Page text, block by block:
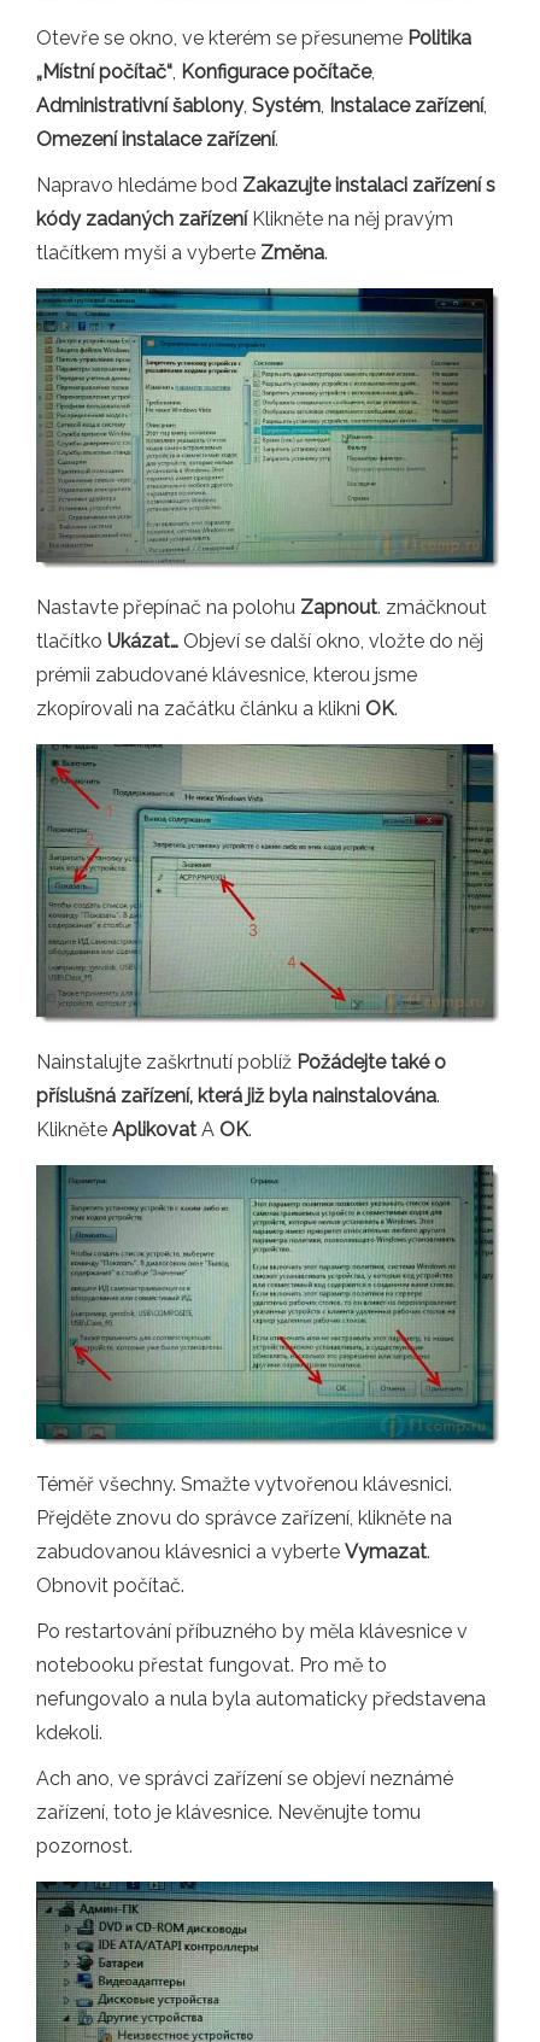
Otevře se okno, ve kterém se přesuneme Politika
„Místní počítač“ Konfigurace počítače,
Administrativní šablony, Systém Instalace zařízení,
Omezení instalace zařízení.
Napravo hledáme bod Zakazujte instalaci zařízení s
kódy zadaných zařízeníKlikněte na něj pravým
tlačítkem myši a vyberte Změna.
Nastavte přepínač na polohu Zapnout. zmáčknout
tlačítko Ukázat… Objeví se další okno, vložte do něj
prémii zabudované klávesnice, kterou jsme
zkopírovali na začátku článku a klikni OK.
Nainstalujte zaškrtnutí poblíž Požádejte také o
příslušná zařízení, která již byla nainstalována.
Klikněte Aplikovat A OK.
Téměř všechny. Smažte vytvořenou klávesnici.
Přejděte znovu do správce zařízení, klikněte na
zabudovanou klávesnici a vyberte Vymazat.
Obnovit počítač.
Po restartování příbuzného by měla klávesnice v
notebooku přestat fungovat. Pro mě to
nefungovalo a nula byla automaticky představena
kdekoli.
Ach ano, ve správci zařízení se objeví neznámé
zařízení, toto je klávesnice. Nevěnujte tomu
pozornost.